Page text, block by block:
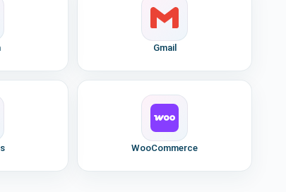
Gmail
WooCommerce